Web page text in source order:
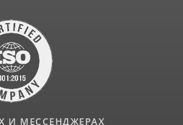
И МЕССЕНДЖЕРАХ